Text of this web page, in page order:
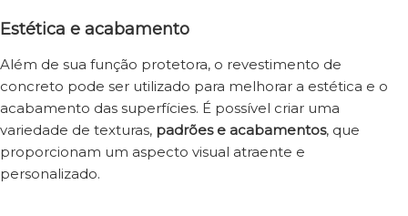
Estética e acabamento
Além de sua função protetora, o revestimento de
concreto pode ser utilizado para melhorar a estética e o
acabamento das superfícies. É possível criar uma
variedade de texturas, padrões e acabamentos, que
proporcionam um aspecto visual atraente e
personalizado.